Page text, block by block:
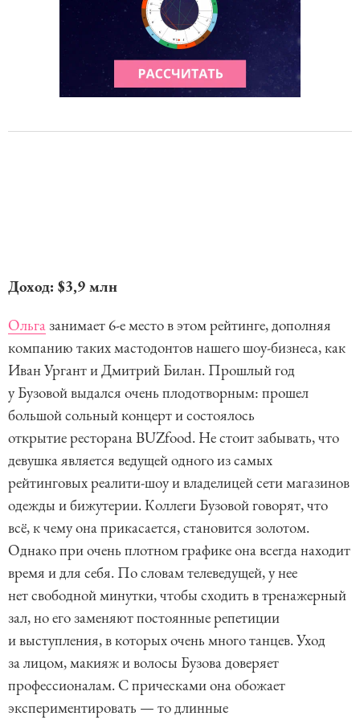
Доход: $3,9 млн
Ольга занимает 6-е место в этом рейтинге, дополняя
компанию таких мастодонтов нашего шоу-бизнеса, как
Иван Ургант и Дмитрий Билан. Прошлый год
у Бузовой выдался очень плодотворным: прошел
большой сольный концерт и состоялось
открытие ресторана BUZfood. Не стоит забывать, что
девушка является ведущей одного из самых
рейтинговых реалити-шоу и владелицей сети магазинов
одежды и бижутерии. Коллеги Бузовой говорят, что
всё, к чему она прикасается, становится золотом.
Однако при очень плотном графике она всегда находит
время и для себя. По словам телеведущей, у нее
нет свободной минутки, чтобы сходить в тренажерный
зал, но его заменяют постоянные репетиции
и выступления, в которых очень много танцев. Уход
за лицом, макияж и волосы Бузова доверяет
профессионалам. С прическами она обожает
экспериментировать — то длинные